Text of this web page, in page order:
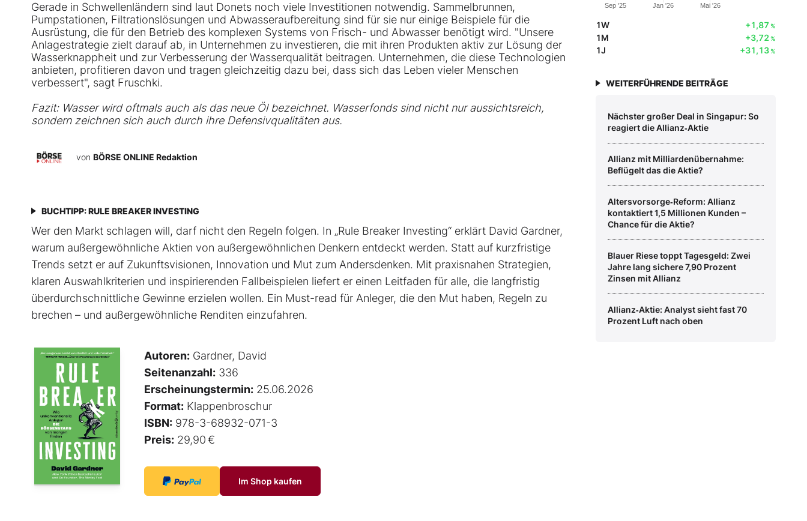
Gerade in Schwellenländern sind laut Donets noch viele Investitionen notwendig. Sammelbrunnen,
Pumpstationen, Filtrationslösungen und Abwasseraufbereitung sind für sie nur einige Beispiele für die
Ausrüstung, die für den Betrieb des komplexen Systems von Frisch- und Abwasser benötigt wird. "Unsere
Anlagestrategie zielt darauf ab, in Unternehmen zu investieren, die mit ihren Produkten aktiv zur Lösung der
Wasserknappheit und zur Verbesserung der Wasserqualität beitragen. Unternehmen, die diese Technologien
anbieten, profitieren davon und tragen gleichzeitig dazu bei, dass sich das Leben vieler Menschen
verbessert", sagt Fruschki.
Fazit: Wasser wird oftmals auch als das neue Öl bezeichnet. Wasserfonds sind nicht nur aussichtsreich,
sondern zeichnen sich auch durch ihre Defensivqualitäten aus.
von BÖRSE ONLINE Redaktion
BUCHTIPP: RULE BREAKER INVESTING
Wer den Markt schlagen will, darf nicht den Regeln folgen. In „Rule Breaker Investing“ erklärt David Gardner,
warum außergewöhnliche Aktien von außer­gewöhnlichen Denkern entdeckt werden. Statt auf kurzfristige
Trends setzt er auf Zukunftsvisionen, Innovation und Mut zum Andersdenken. Mit praxisnahen Strategien,
klaren Auswahlkriterien und inspirierenden Fallbeispielen liefert er einen Leit­faden für alle, die langfristig
überdurchschnittliche Gewinne erzielen wollen. Ein Must-read für Anleger, die den Mut haben, Regeln zu
brechen – und außergewöhnliche Renditen einzufahren.
Autoren: Gardner, David
Seitenanzahl: 336
Erscheinungstermin: 25.06.2026
Format: Klappenbroschur
ISBN: 978-3-68932-071-3
Preis: 29,90 €
Im Shop kaufen
Jan '26
Sep '25 Mai '26
1W +1,87 %
1M +3,72%
1J +31,13%
WEITERFÜHRENDE BEITRÄGE
Nächster großer Deal in Singapur: So
reagiert die Allianz‑Aktie
Allianz mit Milliardenübernahme:
Beflügelt das die Aktie?
Altersvorsorge‑Reform: Allianz
kontaktiert 1,5 Millionen Kunden –
Chance für die Aktie?
Blauer Riese toppt Tagesgeld: Zwei
Jahre lang sichere 7,90 Prozent
Zinsen mit Allianz
Allianz‑Aktie: Analyst sieht fast 70
Prozent Luft nach oben